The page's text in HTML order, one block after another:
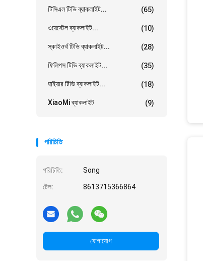
টিসিএল টিভি ব্যাকলাইট... (65)
ওয়েস্টেল ব্যাকলাইট... (10)
স্কাইওর্থ টিভি ব্যাকলাইট... (28)
ফিলিপস টিভি ব্যাকলাইট... (35)
হাইয়ার টিভি ব্যাকলাইট... (18)
XiaoMi ব্যাকলাইট (9)
পরিচিতি
পরিচিতি: Song
টেল: 8613715366864
যোগাযোগ